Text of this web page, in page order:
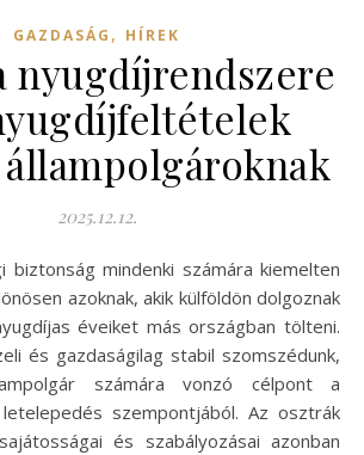
GAZDASÁG , HÍREK
nyugdíjrendszere
2025.12.12.
azoknak, akik külföldön dolgoznak
éveiket más országban tölteni.
és gazdaságilag stabil szomszédunk,
számára vonzó célpont a
letelepedés szempontjából. Az osztrák
és szabályozásai azonban